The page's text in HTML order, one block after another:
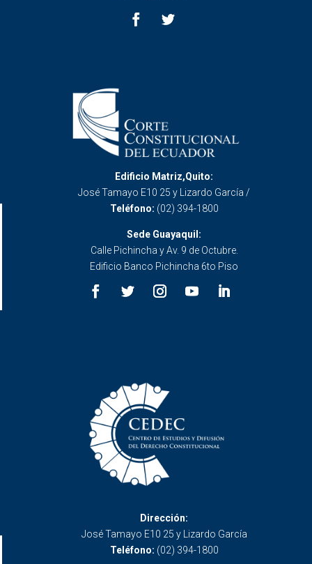
Edificio Matriz,Quito:
José Tamayo E10 25 y Lizardo García /
Teléfono: (02) 394-1800
Sede Guayaquil:
Calle Pichincha y Av. 9 de Octubre.
Edificio Banco Pichincha 6to Piso
Dirección:
José Tamayo E10 25 y Lizardo García
Teléfono: (02) 394-1800